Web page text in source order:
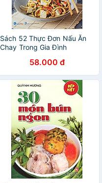
Sách 52 Thực Đơn Nấu Ăn
Chay Trong Gia Đình
58.000 đ